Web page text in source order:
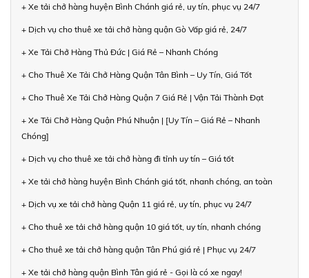
+ Xe tải chở hàng huyện Bình Chánh giá rẻ, uy tín, phục vụ 24/7
+ Dịch vụ cho thuê xe tải chở hàng quận Gò Vấp giá rẻ, 24/7
+ Xe Tải Chở Hàng Thủ Đức | Giá Rẻ – Nhanh Chóng
+ Cho Thuê Xe Tải Chở Hàng Quận Tân Bình – Uy Tín, Giá Tốt
+ Cho Thuê Xe Tải Chở Hàng Quận 7 Giá Rẻ | Vận Tải Thành Đạt
+ Xe Tải Chở Hàng Quận Phú Nhuận | [Uy Tín – Giá Rẻ – Nhanh
Chóng]
+ Dịch vụ cho thuê xe tải chở hàng đi tỉnh uy tín – Giá tốt
+ Xe tải chở hàng huyện Bình Chánh giá tốt, nhanh chóng, an toàn
+ Dịch vụ xe tải chở hàng Quận 11 giá rẻ, uy tín, phục vụ 24/7
+ Cho thuê xe tải chở hàng quận 10 giá tốt, uy tín, nhanh chóng
+ Cho thuê xe tải chở hàng quận Tân Phú giá rẻ | Phục vụ 24/7
+ Xe tải chở hàng quận Bình Tân giá rẻ - Gọi là có xe ngay!